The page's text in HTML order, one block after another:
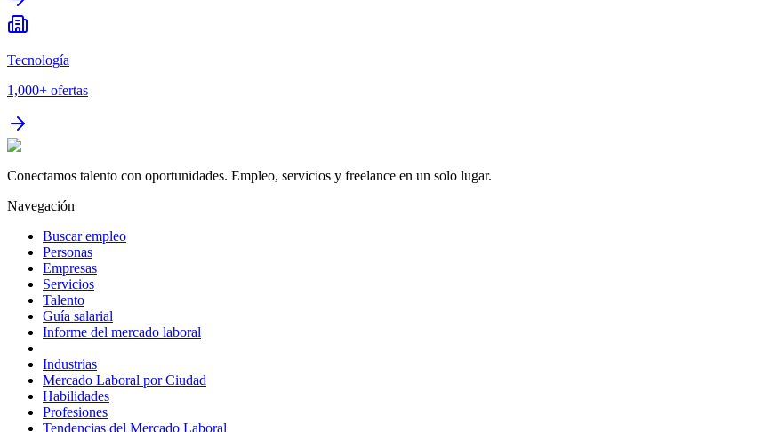
Tecnología
1,000+ ofertas
Conectamos talento con oportunidades. Empleo, servicios y freelance en un solo lugar.
Navegación
Buscar empleo
Personas
Empresas
Servicios
Talento
Guía salarial
Informe del mercado laboral
Industrias
Mercado Laboral por Ciudad
Habilidades
Profesiones
Tendencias del Mercado Laboral